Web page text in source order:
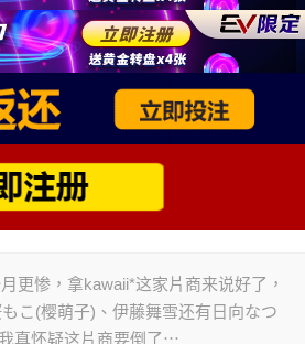
更惨，拿kawaii*这家片商来说好了，
こ(樱萌子)、伊藤舞雪还有日向なつ
真怀疑这片商要倒了⋯